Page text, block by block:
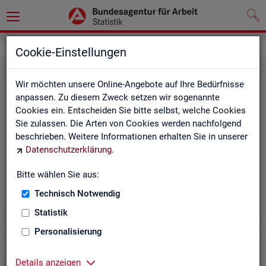
Cookie-Einstellungen
Wir möchten unsere Online-Angebote auf Ihre Bedürfnisse
anpassen. Zu diesem Zweck setzen wir sogenannte
Cookies ein. Entscheiden Sie bitte selbst, welche Cookies
Sie zulassen. Die Arten von Cookies werden nachfolgend
beschrieben. Weitere Informationen erhalten Sie in unserer
Datenschutzerklärung.
Bitte wählen Sie aus:
Technisch Notwendig
Statistik
Personalisierung
Details anzeigen
Ge­set­ze und Ver­ord­nun­gen
Die Gesetze und Verordnungen, die der Arbeit der
Statistik der BA zugrunde liegen, finden Sie hier.